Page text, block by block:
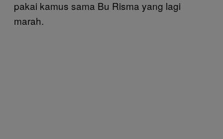
pakai kamus sama Bu Risma yang lagi
marah.